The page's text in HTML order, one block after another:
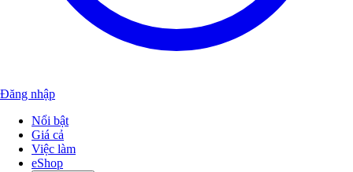
Đăng nhập
Nổi bật
Giá cả
Việc làm
eShop